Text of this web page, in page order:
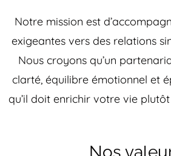
Notre mission est
exigeantes vers des relations
Nous croyons qu’un
clarté, équilibre émotionnel et
qu’il doit enrichir votre vie
Nos